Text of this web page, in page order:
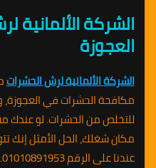
الشركة
العجوزة
الشركة الألمانية لرش الحشرات
مكافحة الحشرات في العجوزة،
للتخلص من الحشرات. لو عندك
مكان شغلك، الحل الأمثل
عندنا على الرقم 01010891953.